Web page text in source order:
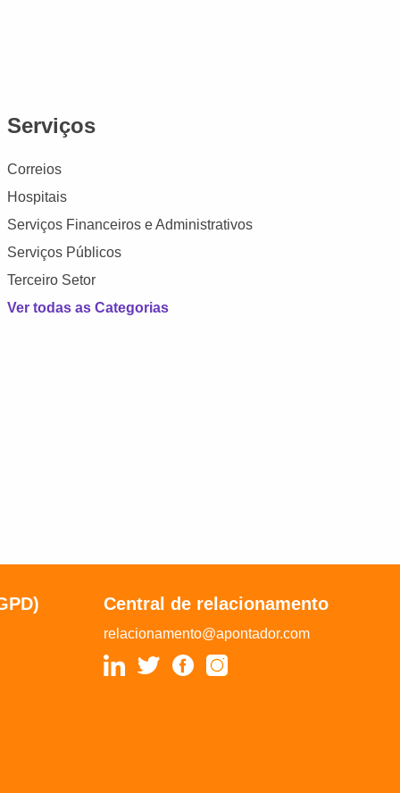
Serviços
Correios
Hospitais
Serviços Financeiros e Administrativos
Serviços Públicos
Terceiro Setor
Ver todas as Categorias
Central de relacionamento
relacionamento@apontador.com